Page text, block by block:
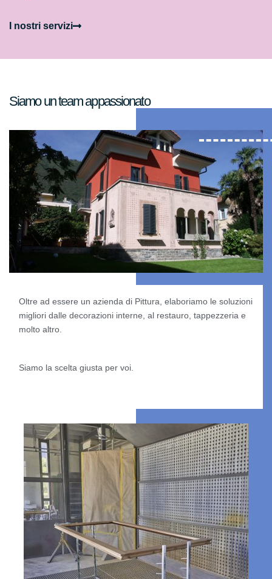
I nostri servizi
Siamo un team appassionato
Oltre ad essere un azienda di Pittura, elaboriamo le soluzioni
migliori dalle decorazioni interne, al restauro, tappezzeria e
molto altro.
Siamo la scelta giusta per voi.